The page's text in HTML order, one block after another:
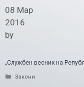
08 Мар
2016
by
„Службен весник на
Categories
Закони